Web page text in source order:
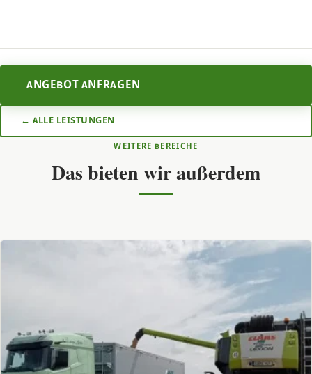
ANGEBOT ANFRAGEN
← ALLE LEISTUNGEN
WEITERE BEREICHE
Das bieten wir außerdem